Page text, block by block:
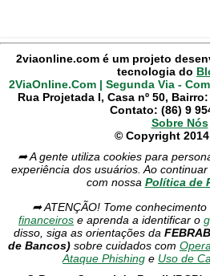
2viaonline.com é um projeto
tecnologia do
2ViaOnline.Com | Segunda Via -
Rua Projetada I, Casa nº 50,
Contato: (86) 9
Sobre Nós
© Copyright 2014
➦ A gente utiliza cookies para
experiência dos usuários. Ao
com nossa Política de
➦ ATENÇÃO! Tome conhecimento
financeiros e aprenda a identificar o
disso, siga as orientações da
de Bancos) sobre cuidados com
Ataque Phishing e Uso de